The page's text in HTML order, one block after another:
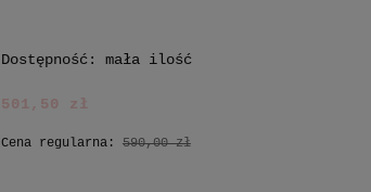
Dostępność: mała ilość
501,50 zł
Cena regularna: 590,00 zł